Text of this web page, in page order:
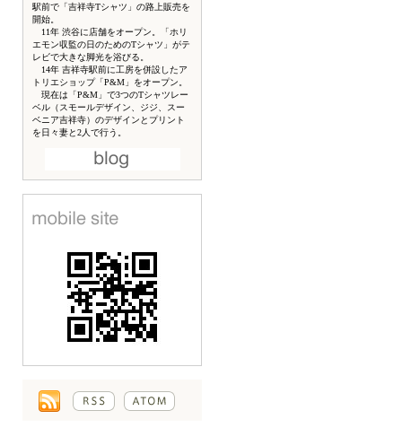
駅前で「吉祥寺Tシャツ」の路上販売を
開始。
11年 渋谷に店舗をオープン。「ホリ
エモン収監の日のためのTシャツ」がテ
レビで大きな脚光を浴びる。
14年 吉祥寺駅前に工房を併設したア
トリエショップ「P&M」をオープン。
現在は「P&M」で3つのTシャツレー
ベル（スモールデザイン、ジジ、スー
ベニア吉祥寺）のデザインとプリント
を日々妻と2人で行う。